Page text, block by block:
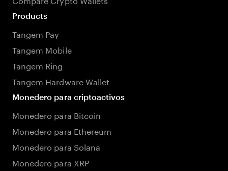
Products
Tangem Pay
Tangem Mobile
Tangem Ring
Tangem Hardware Wallet
Monedero para criptoactivos
Monedero para Bitcoin
Monedero para Ethereum
Monedero para Solana
Monedero para XRP